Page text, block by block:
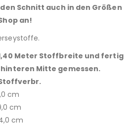
Schnitt auch in den Größen
an!
Meter Stoffbreite und fertig
Mitte gemessen.
cm
cm
cm